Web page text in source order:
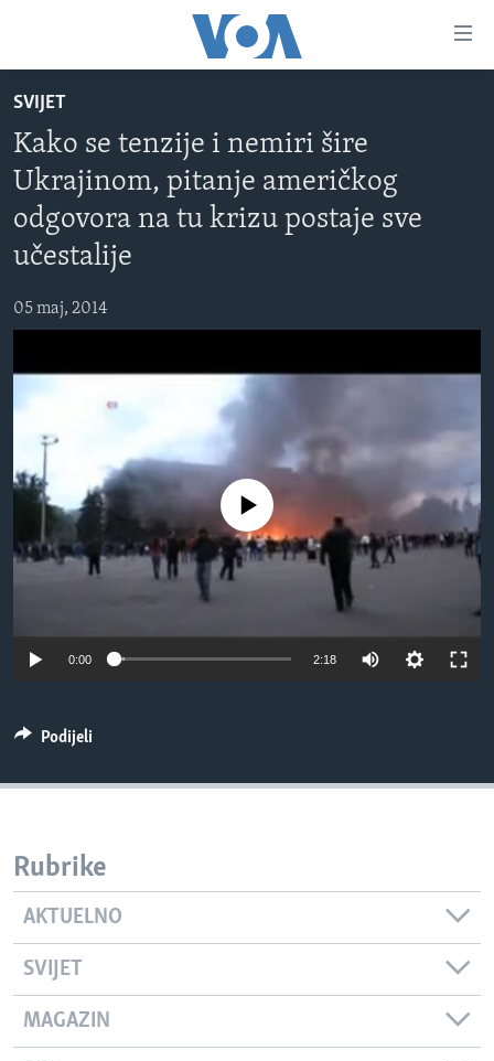
glavni
sadržaj
na
glavnu
navigaciju
Idi
na
pretragu
TV PROGRAM
VIDEO
FOTOGRAFIJE DANA
VIJESTI
SJEDINJENE AMERIČKE DRŽAVE
BOSNA I HERCEGOVINA
NAUKA I TEHNOLOGIJA
SPECIJALNI PROJEKTI
SLOBODA MEDIJA
ŽENSKA STRANA
IZBJEGLIČKA STRANA
MAGAZIN
O GLASU AMERIKE
PRATITE NAS
SVIJET
Kako se tenzije i nemiri šire
Ukrajinom, pitanje američkog
odgovora na tu krizu postaje sve
učestalije
05 maj, 2014
No media source currently available
0:00 2:18
Podijeli
Rubrike
AKTUELNO
SVIJET
MAGAZIN